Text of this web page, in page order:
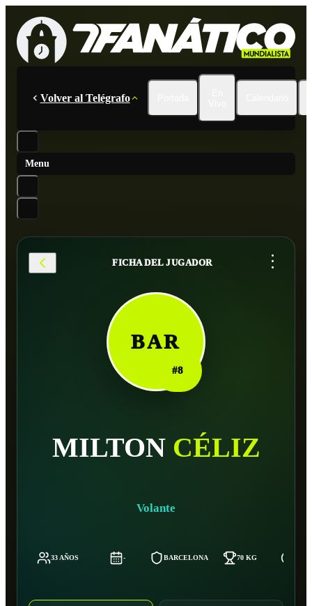
Volver al Telégrafo
Menu
FICHA DEL JUGADOR ...
BAR
#8
MILTON CÉLIZ
Volante
33 AÑOS - BARCELONA 70 KG